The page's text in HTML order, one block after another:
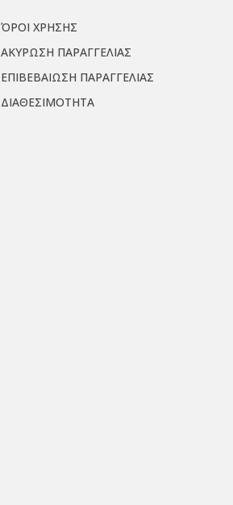
ΌΡΟΙ ΧΡΗΣΗΣ
ΑΚΥΡΩΣΗ ΠΑΡΑΓΓΕΛΙΑΣ
ΕΠΙΒΕΒΑΙΩΣΗ ΠΑΡΑΓΓΕΛΙΑΣ
ΔΙΑΘΕΣΙΜΟΤΗΤΑ